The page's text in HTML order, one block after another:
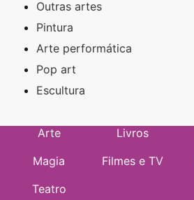
Outras artes
Pintura
Arte performática
Pop art
Escultura
Arte Livros
Magia
Filmes e TV
Teatro